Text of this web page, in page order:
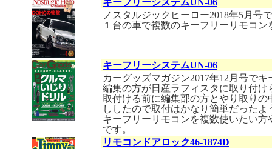
キーフリーシステムUN-06
ノスタルジックヒーロー2018年5月号
１台の車で複数のキーフリーリモコ
キーフリーシステムUN-06
カーグッズマガジン2017年12月号で
編集の方が日産ラフィスタに取り付け
取付ける前に編集部の方とやり取り
ししたので取付はかなり簡単だったよ
キーフリーリモコンを複数使いたい
です。
リモコンドアロック46-1874D